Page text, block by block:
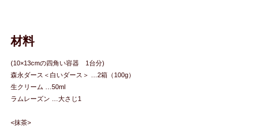
材料
(10×13cmの四角い容器 1台分)
森永ダース＜白いダース＞ …2箱（100g）
生クリーム …50ml
ラムレーズン …大さじ1
<抹茶>